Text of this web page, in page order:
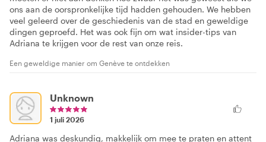
ons aan de oorspronkelijke tijd hadden gehouden. We hebben
veel geleerd over de geschiedenis van de stad en geweldige
dingen geproefd. Het was ook fijn om wat insider-tips van
Adriana te krijgen voor de rest van onze reis.
Een geweldige manier om Genève te ontdekken
Unknown
1 juli 2026
Adriana was deskundig, makkelijk om mee te praten en attent